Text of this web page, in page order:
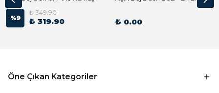
%9
₺ 349.90
₺ 319.90 ₺ 0.00
Öne Çıkan Kategoriler